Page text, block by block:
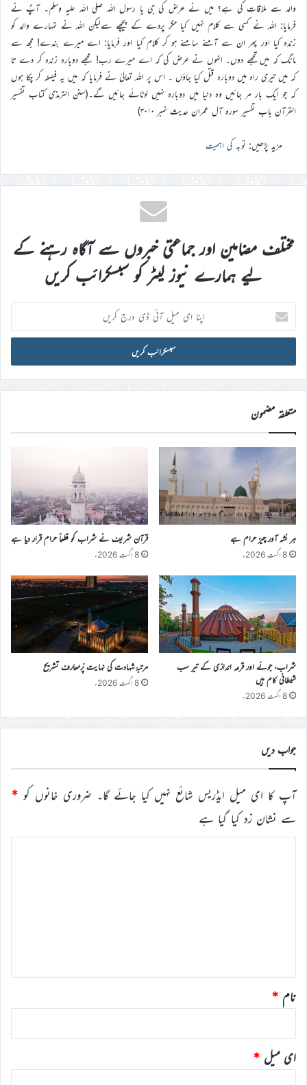
والد سے ملاقات کی ہے؟ میں نے عرض کی جی یا رسول اللہ صلی اللہ علیہ وسلم۔ آپؐ نے
فرمایا: اللہ نے کسی سے کلام نہیں کیا مگر پردے کے پیچھے سےلیکن اللہ نے تمہارے والد کو
زندہ کیا اور پھر ان سے آمنے سامنے ہو کر کلام کیا اور فرمایا: اے میرے بندے! مجھ سے
مانگ کہ میں تجھے دوں۔ انہوں نے عرض کی کہ اے میرے رب! مجھے دوبارہ زندہ کر دے تا
کہ میں تیری راہ میں دوبارہ قتل کیا جاؤں ۔ اس پر اللہ تعالیٰ نے فرمایا کہ میں یہ فیصلہ کر چکا ہوں
کہ جو ایک بار مر جائیں وہ دنیا میں دوبارہ نہیں لوٹائے جائیں گے۔(سنن الترمذی کتاب تفسیر
القرآن باب تفسیر سورہ آل عمران حدیث نمبر ۳۰۱۰)
مزید پڑھیں: توبہ کی اہمیت
مختلف مضامین اور جماعتی خبروں سے آگاہ رہنے کے
لیے ہمارے نیوز لیٹر کو سبسکرائب کریں
اپنا
ای
میل
ڈی
درج
کریں
متعلقہ مضمون
ہر نشہ آور چیز حرام ہے
8 اگست 2026ء
قرآن شریف نے شراب کو قطعاً حرام قرار دیا ہے
8 اگست 2026ء
شراب، جوئے اور قرعہ اندازی کے تیر سب
شیطانی کام ہیں
8 اگست 2026ء
مرتبۂ شہادت کی نہایت پُرمعارف تشریح
8 اگست 2026ء
جواب دیں
آپ کا ای میل ایڈریس شائع نہیں کیا جائے گا۔ ضروری خانوں کو *
سے نشان زد کیا گیا ہے
نام *
ای میل *